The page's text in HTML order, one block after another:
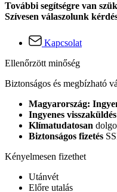
További segítségre van
Szívesen válaszolunk
Kapcsolat
Ellenőrzött minőség
Biztonságos és megbízható
Magyarország:
Ingyenes visszaküldés
Klímatudatosan
Biztonságos fizetés
Kényelmesen fizethet
Utánvét
Előre utalás